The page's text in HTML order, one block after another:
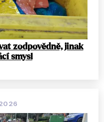
zodpovědně, jinak
smysl